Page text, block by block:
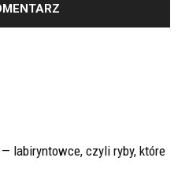
labiryntowce, czyli ryby, które